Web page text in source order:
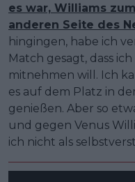
es war, Williams
anderen Seite des
hingingen, habe ich
Match gesagt, dass
mitnehmen will. Ich
es auf dem Platz in
genießen. Aber so
und gegen Venus
ich nicht als